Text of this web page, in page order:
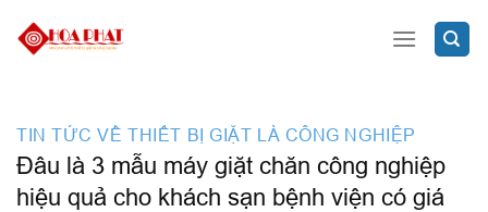
TIN TỨC VỀ THIẾT BỊ GIẶT LÀ CÔNG NGHIỆP
Đâu là 3 mẫu máy giặt chăn công nghiệp
hiệu quả cho khách sạn bệnh viện có giá